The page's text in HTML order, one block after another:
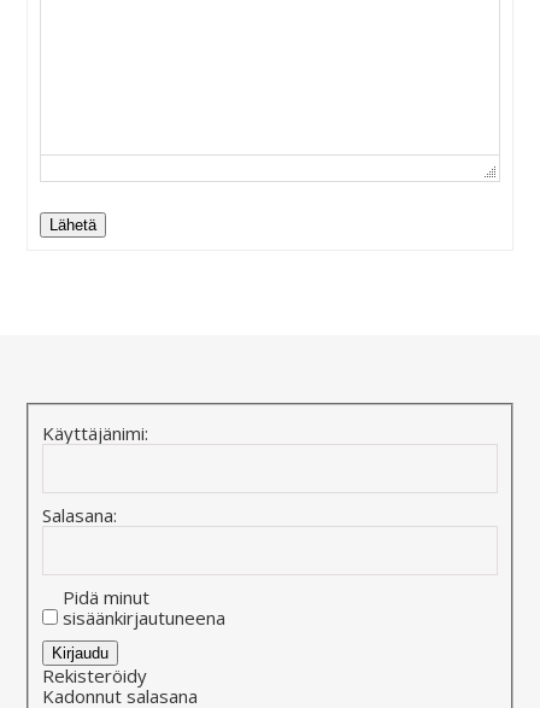
Lähetä
Käyttäjänimi:
Salasana:
Pidä minut
sisäänkirjautuneena
Alternative:
Kirjaudu
Rekisteröidy
Kadonnut salasana